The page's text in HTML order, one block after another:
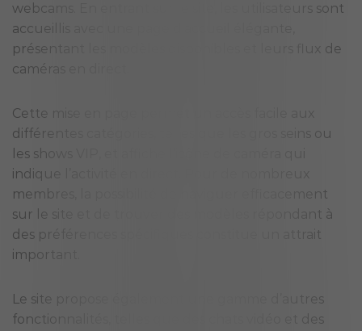
webcams. En entrant sur le site, les utilisateurs sont
accueillis avec une page d’accueil élégante,
présentant les modèles disponibles et leurs flux de
caméras en direct.
Cette mise en page permet un accès facile aux
différentes catégories, telles que les gros seins ou
les shows VIP, et affiche l’icône de caméra qui
indique l’activité en direct. Pour de nombreux
membres, la possibilité de naviguer efficacement
sur le site et de trouver des modèles répondant à
des préférences spécifiques constitue un attrait
important.
Le site propose également une gamme d’autres
fonctionnalités, telles que des chats vidéo et des